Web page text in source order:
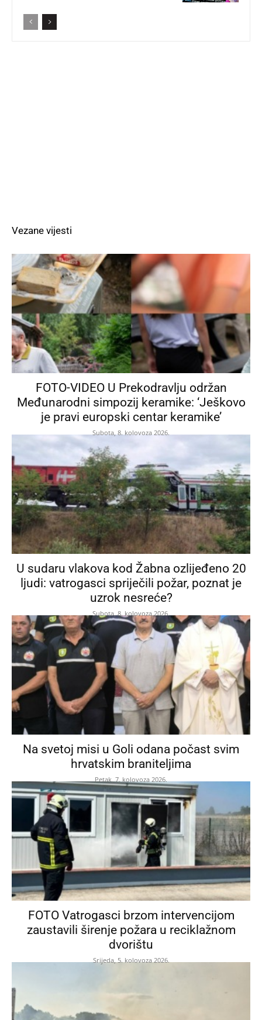
Vezane vijesti
FOTO-VIDEO U Prekodravlju održan
Međunarodni simpozij keramike: ‘Ješkovo
je pravi europski centar keramike’
Subota, 8. kolovoza 2026.
U sudaru vlakova kod Žabna ozlijeđeno 20
ljudi: vatrogasci spriječili požar, poznat je
uzrok nesreće?
Subota, 8. kolovoza 2026.
Na svetoj misi u Goli odana počast svim
hrvatskim braniteljima
Petak, 7. kolovoza 2026.
FOTO Vatrogasci brzom intervencijom
zaustavili širenje požara u reciklažnom
dvorištu
Srijeda, 5. kolovoza 2026.